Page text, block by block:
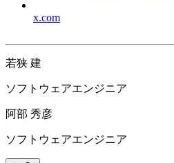
x.com
若狭 建
ソフトウェアエンジニア
阿部 秀彦
ソフトウェアエンジニア